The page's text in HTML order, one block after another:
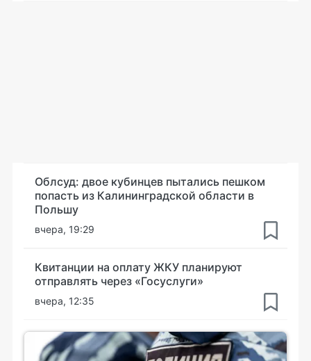
Облсуд: двое кубинцев пытались пешком
попасть из Калининградской области в
Польшу
вчера, 19:29
Квитанции на оплату ЖКУ планируют
отправлять через «Госуслуги»
вчера, 12:35